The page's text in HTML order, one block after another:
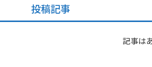
投稿記事
記事は